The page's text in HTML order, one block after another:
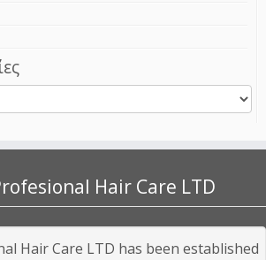
Hair Care LTD
Hair Care LTD has been established